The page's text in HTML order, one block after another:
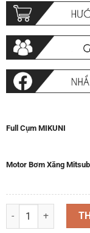
Full Cụm MIKUNI
Motor Bơm Xăng
Cụm Bơm xăng